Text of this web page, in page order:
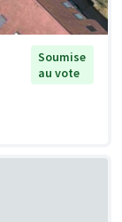
Soumise
au vote